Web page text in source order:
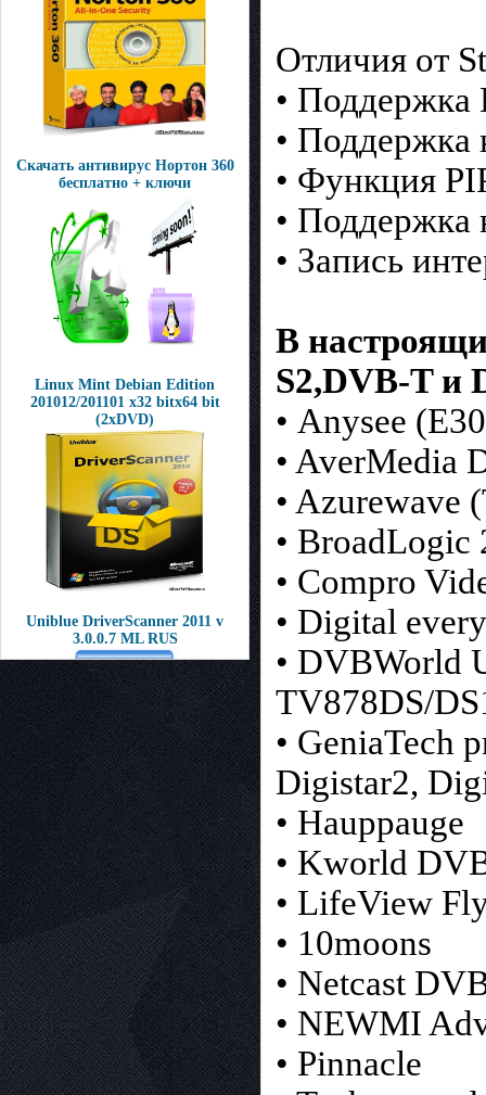
Скачать антивирус Нортон 360
бесплатно + ключи
Linux Mint Debian Edition
201012/201101 х32 bitх64 bit
(2xDVD)
Uniblue DriverScanner 2011 v
3.0.0.7 ML RUS
Отличия от
• Поддержка
• Поддержка
• Функция
• Поддержка
• Запись
В
S2,DVB-T и
• Anysee
• AverMedia
• Azurewave
• BroadLogic
• Compro
• Digital
• DVBWorld
TV878DS/
• GeniaTech
Digistar2,
• Hauppauge
• Kworld
• LifeView
• 10moons
• Netcast
• NEWMI
• Pinnacle